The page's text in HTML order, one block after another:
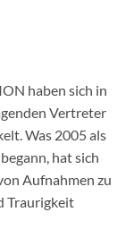
haben sich in
Vertreter
Was 2005 als
hat sich
Aufnahmen zu
Traurigkeit